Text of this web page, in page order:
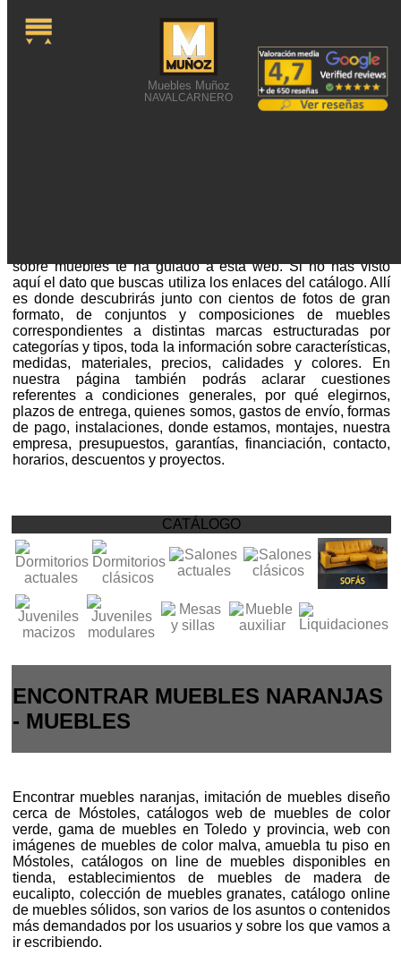
Muebles Muñoz
NAVALCARNERO
sobre muebles te ha guiado a esta web. Si no has visto
aquí el dato que buscas utiliza los enlaces del catálogo. Allí
es donde descubrirás junto con cientos de fotos de gran
formato, de conjuntos y composiciones de muebles
correspondientes a distintas marcas estructuradas por
categorías y tipos, toda la información sobre características,
medidas, materiales, precios, calidades y colores. En
nuestra página también podrás aclarar cuestiones
referentes a condiciones generales, por qué elegirnos,
plazos de entrega, quienes somos, gastos de envío, formas
de pago, instalaciones, donde estamos, montajes, nuestra
empresa, presupuestos, garantías, financiación, contacto,
horarios, descuentos y proyectos.
CATÁLOGO
ENCONTRAR MUEBLES NARANJAS
- MUEBLES
Encontrar muebles naranjas, imitación de muebles diseño
cerca de Móstoles, catálogos web de muebles de color
verde, gama de muebles en Toledo y provincia, web con
imágenes de muebles de color malva, amuebla tu piso en
Móstoles, catálogos on line de muebles disponibles en
tienda, establecimientos de muebles de madera de
eucalipto, colección de muebles granates, catálogo online
de muebles sólidos, son varios de los asuntos o contenidos
más demandados por los usuarios y sobre los que vamos a
ir escribiendo.